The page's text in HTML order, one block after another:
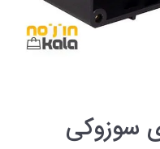
سوزوکی